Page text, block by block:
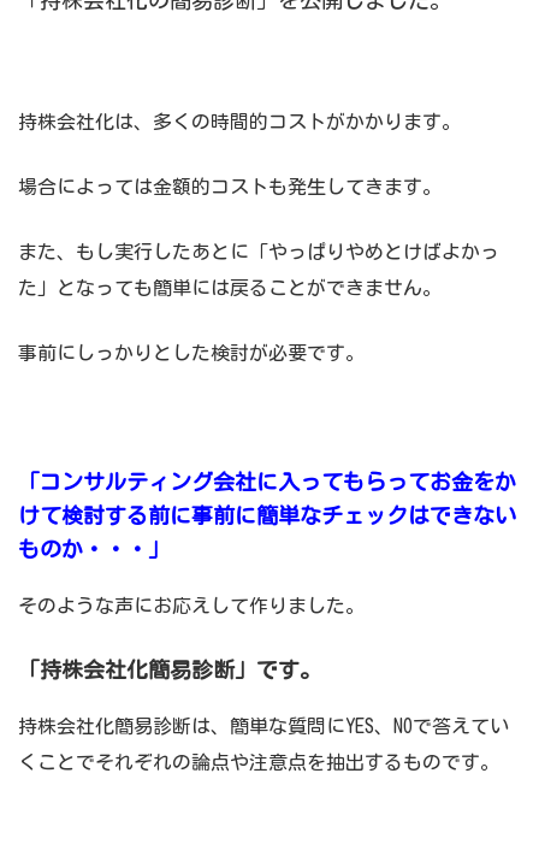
持株会社化は、多くの時間的コストがかかります。
場合によっては金額的コストも発生してきます。
また、もし実行したあとに「やっぱりやめとけばよかっ
た」となっても簡単には戻ることができません。
事前にしっかりとした検討が必要です。
「コンサルティング会社に入ってもらってお金をか
けて検討する前に事前に簡単なチェックはできない
ものか・・・」
そのような声にお応えして作りました。
「持株会社化簡易診断」です。
持株会社化簡易診断は、簡単な質問にYES、NOで答えてい
くことでそれぞれの論点や注意点を抽出するものです。